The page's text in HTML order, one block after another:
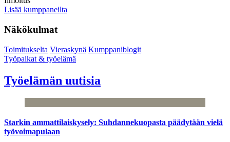
Lisää kumppaneilta
Näkökulmat
Toimitukselta Vieraskynä Kumppaniblogit
Työpaikat & työelämä
Työelämän uutisia
Starkin ammattilaiskysely: Suhdannekuopasta päädytään vielä
työvoimapulaan